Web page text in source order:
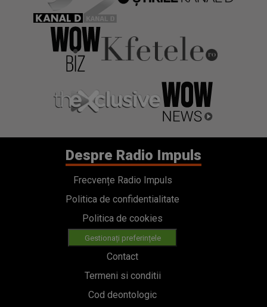
Despre Radio Impuls
Frecvențe Radio Impuls
Politica de confidentialitate
Politica de cookies
Gestionați preferințele
Contact
Termeni si conditii
Cod deontologic